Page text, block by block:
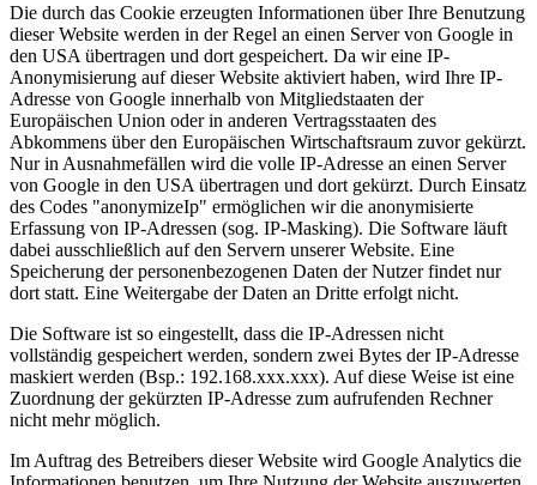
Die durch das Cookie erzeugten Informationen über Ihre Benutzung
dieser Website werden in der Regel an einen Server von Google in
den USA übertragen und dort gespeichert. Da wir eine IP-
Anonymisierung auf dieser Website aktiviert haben, wird Ihre IP-
Adresse von Google innerhalb von Mitgliedstaaten der
Europäischen Union oder in anderen Vertragsstaaten des
Abkommens über den Europäischen Wirtschaftsraum zuvor gekürzt.
Nur in Ausnahmefällen wird die volle IP-Adresse an einen Server
von Google in den USA übertragen und dort gekürzt. Durch Einsatz
des Codes "anonymizeIp" ermöglichen wir die anonymisierte
Erfassung von IP-Adressen (sog. IP-Masking). Die Software läuft
dabei ausschließlich auf den Servern unserer Website. Eine
Speicherung der personenbezogenen Daten der Nutzer findet nur
dort statt. Eine Weitergabe der Daten an Dritte erfolgt nicht.
Die Software ist so eingestellt, dass die IP-Adressen nicht
vollständig gespeichert werden, sondern zwei Bytes der IP-Adresse
maskiert werden (Bsp.: 192.168.xxx.xxx). Auf diese Weise ist eine
Zuordnung der gekürzten IP-Adresse zum aufrufenden Rechner
nicht mehr möglich.
Im Auftrag des Betreibers dieser Website wird Google Analytics die